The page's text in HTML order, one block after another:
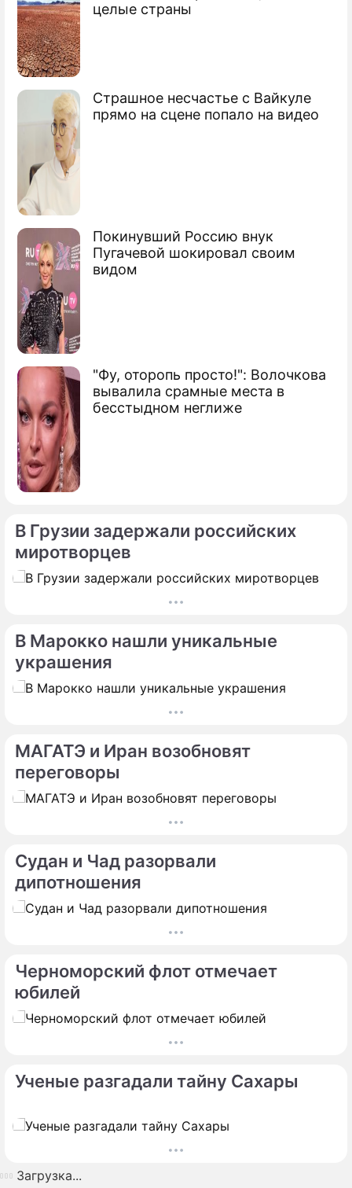
целые страны
Страшное несчастье с Вайкуле
прямо на сцене попало на видео
Покинувший Россию внук
Пугачевой шокировал своим
видом
"Фу, оторопь просто!": Волочкова
вывалила срамные места в
бесстыдном неглиже
Самолеты России и США пересеклись
над Сирией
США снизили активность в Сирии из-за
России
Секретное оружие России против "ИГ"
В Грузии задержали российских
миротворцев
В Марокко нашли уникальные
украшения
МАГАТЭ и Иран возобновят
переговоры
Судан и Чад разорвали
дипотношения
Черноморский флот отмечает
юбилей
Ученые разгадали тайну Сахары
Загрузка...